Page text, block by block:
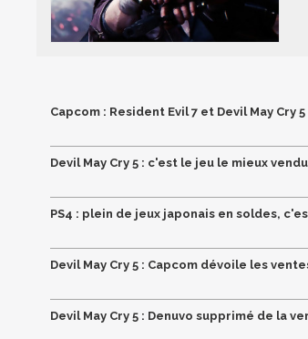
Capcom : Resident Evil 7 et Devil May Cry
Devil May Cry 5 : c'est le jeu le mieux
PS4 : plein de jeux japonais en soldes,
Devil May Cry 5 : Capcom dévoile les
Devil May Cry 5 : Denuvo supprimé de la